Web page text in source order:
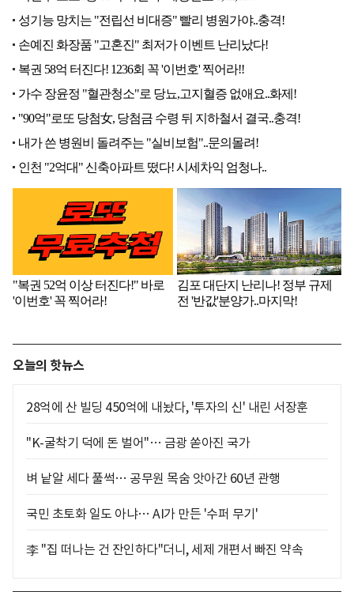
오늘의 핫뉴스
28억에 산 빌딩 450억에 내놨다, '투자의 신' 내린 서장훈
"K-굴착기 덕에 돈 벌어"… 금광 쏟아진 국가
벼 낱알 세다 풀썩… 공무원 목숨 앗아간 60년 관행
국민 초토화 일도 아냐… AI가 만든 '수퍼 무기'
李 "집 떠나는 건 잔인하다"더니, 세제 개편서 빠진 약속